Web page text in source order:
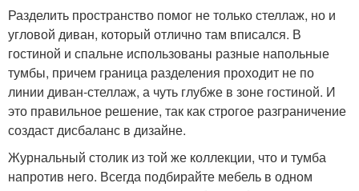
Разделить пространство помог не только стеллаж, но и
угловой диван, который отлично там вписался. В
гостиной и спальне использованы разные напольные
тумбы, причем граница разделения проходит не по
линии диван-стеллаж, а чуть глубже в зоне гостиной. И
это правильное решение, так как строгое разграничение
создаст дисбаланс в дизайне.
Журнальный столик из той же коллекции, что и тумба
напротив него. Всегда подбирайте мебель в одном